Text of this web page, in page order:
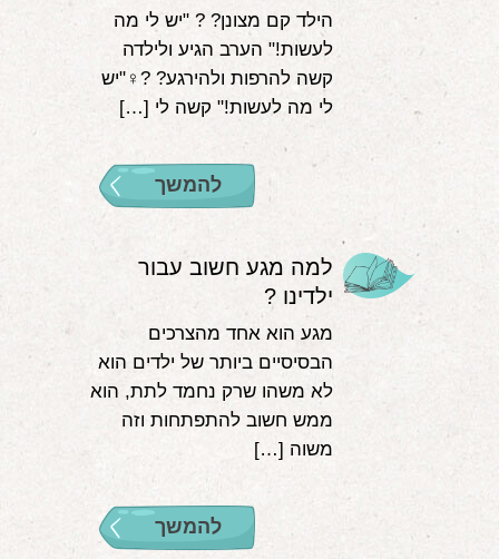
הילד קם מצונן? ? "יש לי מה
לעשות!" הערב הגיע ולילדה
קשה להרפות ולהירגע? ?‍♀️"יש
לי מה לעשות!" קשה לי […]
להמשך
למה מגע חשוב עבור
ילדינו ?
מגע הוא אחד מהצרכים
הבסיסיים ביותר של ילדים הוא
לא משהו שרק נחמד לתת, הוא
ממש חשוב להתפתחות וזה
משוה […]
להמשך